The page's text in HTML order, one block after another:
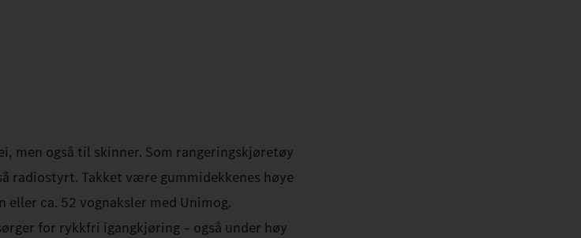
men også til skinner. Som rangeringskjøretøy
radiostyrt. Takket være gummidekkenes høye
ca. 52 vognaksler med Unimog.
for rykkfri igangkjøring – også under høy